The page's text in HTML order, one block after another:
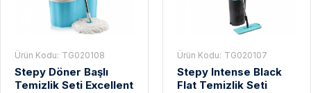
Ürün Kodu: TG020108
Stepy Döner Başlı
Temizlik Seti Excellent
Ürün Kodu: TG020107
Stepy Intense Black
Flat Temizlik Seti